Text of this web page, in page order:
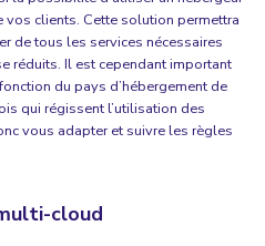
clients. Cette solution permettra
de tous les services nécessaires
réduits. Il est cependant important
du pays d’hébergement de
qui régissent l’utilisation des
vous adapter et suivre les règles
cloud